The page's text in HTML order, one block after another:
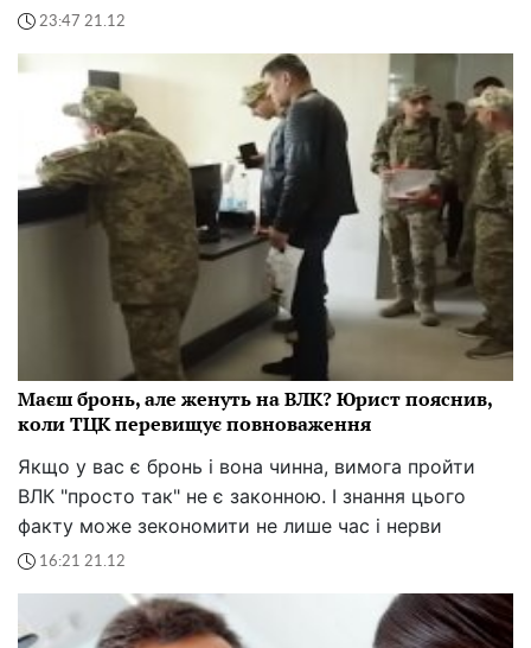
23:47 21.12
Маєш бронь, але женуть на ВЛК? Юрист пояснив,
коли ТЦК перевищує повноваження
Якщо у вас є бронь і вона чинна, вимога пройти
ВЛК "просто так" не є законною. І знання цього
факту може зекономити не лише час і нерви
16:21 21.12